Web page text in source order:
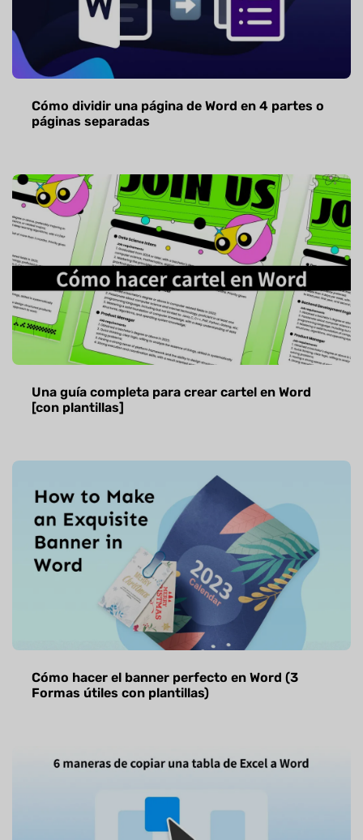
Cómo dividir una página de Word en 4 partes o
páginas separadas
Una guía completa para crear cartel en Word
[con plantillas]
Cómo hacer el banner perfecto en Word (3
Formas útiles con plantillas)